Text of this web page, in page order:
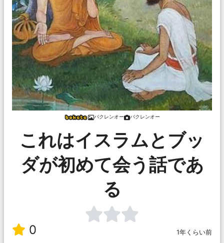
バクレンオー バクレンオー
これはイスラムとブッ
ダが初めて会う話であ
る
0 1年くらい前